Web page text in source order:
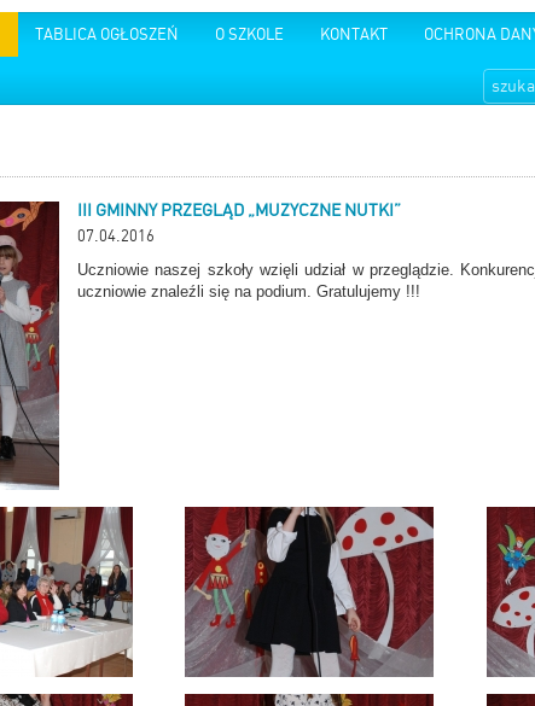
TABLICA OGŁOSZEŃ O SZKOLE KONTAKT OCHRONA
III GMINNY PRZEGLĄD „MUZYCZNE NUTKI”
07.04.2016
Uczniowie naszej szkoły wzięli udział w przeglądzie.
uczniowie znaleźli się na podium. Gratulujemy !!!